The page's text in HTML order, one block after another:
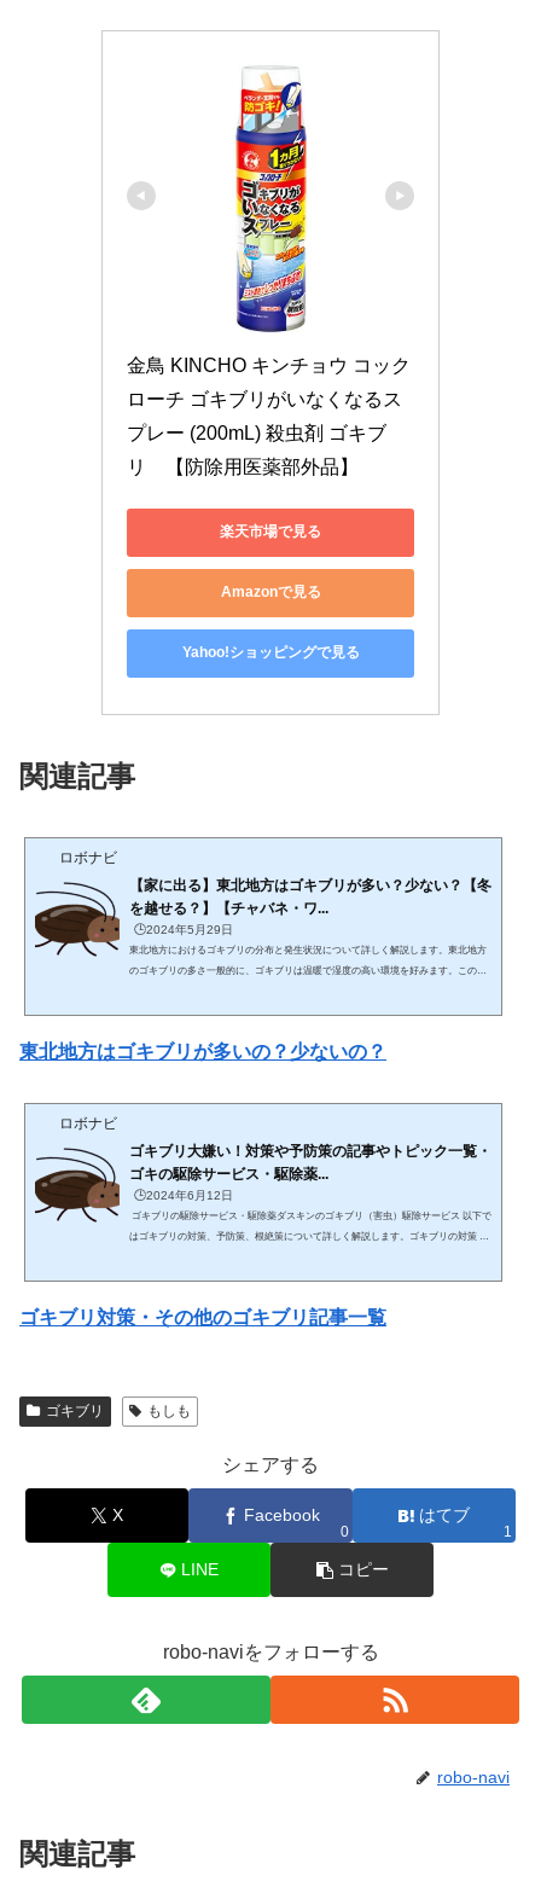
金鳥 KINCHO キンチョウ コック
ローチ ゴキブリがいなくなるス
プレー (200mL) 殺虫剤 ゴキブ
リ　【防除用医薬部外品】
楽天市場で見る
Amazonで見る
Yahoo!ショッピングで見る
関連記事
ロボナビ
【家に出る】東北地方はゴキブリが多い？少ない？【冬
を越せる？】【チャバネ・ワ...
🕒️2024年5月29日
東北地方におけるゴキブリの分布と発生状況について詳しく解説します。東北地方
のゴキブリの多さ一般的に、ゴキブリは温暖で湿度の高い環境を好みます。このた
dsbygoogle || ).push({});東北６県でもゴキブリは意外と出る青森はゴキブリが多いの
東北地方はゴキブリが多いの？少ないの？
ロボナビ
ゴキブリ大嫌い！対策や予防策の記事やトピック一覧・
ゴキの駆除サービス・駆除薬...
🕒️2024年6月12日
ゴキブリの駆除サービス・駆除薬ダスキンのゴキブリ（害虫）駆除サービス 以下で
はゴキブリの対策、予防策、根絶策について詳しく解説します。ゴキブリの対策 衛
べ物を放置しないことが重要です。ペットフードも密閉して保管します。 ゴミの管
ゴキブリ対策・その他のゴキブリ記事一覧
ゴキブリ もしも
シェアする
X Facebook
0
はてブ
1
LINE コピー
robo-naviをフォローする
robo-navi
関連記事